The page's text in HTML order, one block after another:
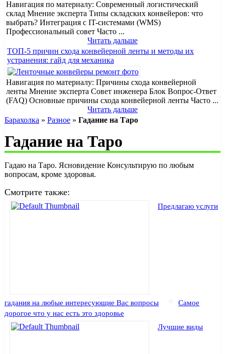
Навигация по материалу: Современный логистический
склад Мнение эксперта Типы складских конвейеров: что
выбрать? Интеграция с IT-системами (WMS)
Профессиональный совет Часто ...
Читать дальше
ТОП-5 причин схода конвейерной ленты и методы их
устранения: гайд для механика
Навигация по материалу: Причины схода конвейерной
ленты Мнение эксперта Совет инженера Блок Вопрос-Ответ
(FAQ) Основные причины схода конвейерной ленты Часто ...
Читать дальше
Барахолка » Разное » Гадание на Таро
Гадание на Таро
Гадаю на Таро. Ясновидение Консультирую по любым
вопросам, кроме здоровья.
Смотрите также:
Предлагаю услуги
гадания на любые интересующие Вас вопросы
Самое
дорогое что у нас есть это здоровье
Лучшие виды